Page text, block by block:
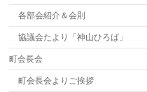
各部会紹介＆会則
協議会たより「神山ひろば」
町会長会
町会長会よりご挨拶